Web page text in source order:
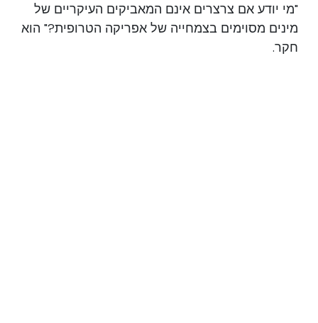
"מי יודע אם צרצרים אינם המאביקים העיקריים של
מינים מסוימים בצמחייה של אפריקה הטרופית?" הוא
חקר.